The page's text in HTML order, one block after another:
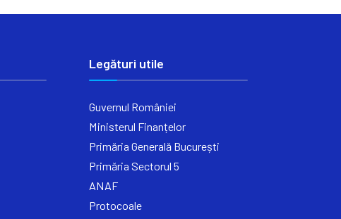
Legături utile
Guvernul României
Ministerul Finanțelor
Primăria Generală București
Primăria Sectorul 5
ANAF
Protocoale